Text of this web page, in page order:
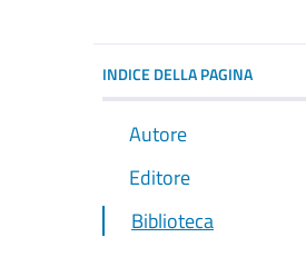
INDICE DELLA PAGINA
Autore
Editore
Biblioteca